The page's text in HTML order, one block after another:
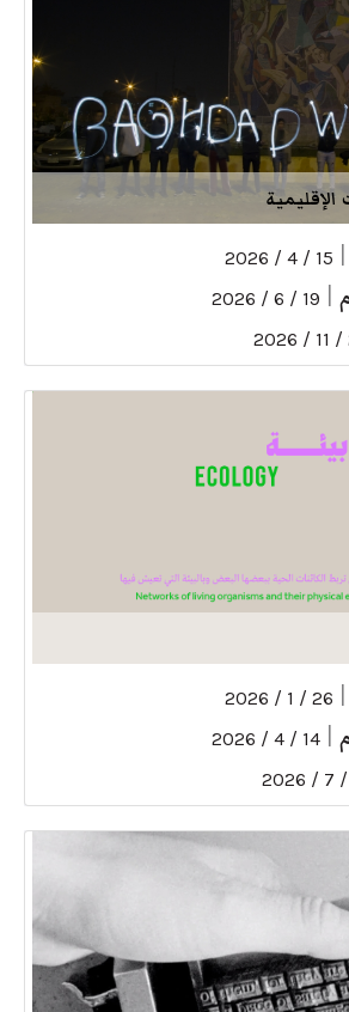
15 / 4 / 2026
19 / 6 / 2026
26 / 1 / 2026
14 / 4 / 2026